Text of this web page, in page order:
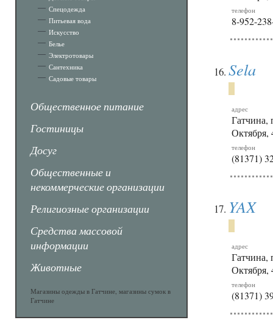
Спецодежда
Питьевая вода
Искусство
Белье
Электротовары
Сантехника
Садовые товары
Общественное питание
Гостиницы
Досуг
Общественные и
некоммерческие организации
Религиозные организации
Средства массовой
информации
Животные
Магазины одежды в Гатчине, магазины сумок в
Гатчине
телефон
8-952-
Sela
адрес
Гатчина,
Октября,
телефон
(81371)
YAX
адрес
Гатчина,
Октября,
телефон
(81371)